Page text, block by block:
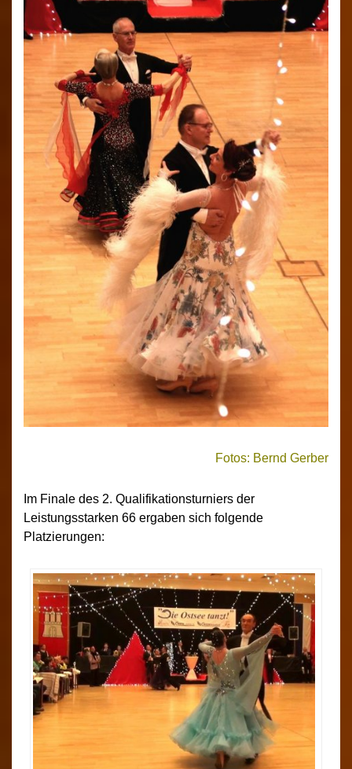
Fotos: Bernd Gerber
Im Finale des 2. Qualifikationsturniers der
Leistungsstarken 66 ergaben sich folgende
Platzierungen: